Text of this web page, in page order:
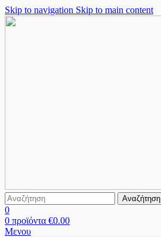
Skip to navigation Skip to main content
Αναζήτηση
0
0 προϊόντα €0.00
Μενου